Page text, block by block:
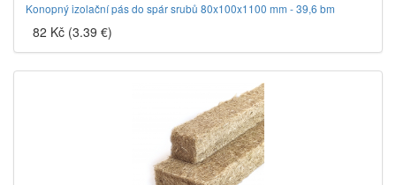
Konopný izolační pás do spár srubů 80x100x1100 mm - 39,6 bm
82 Kč (3.39 €)